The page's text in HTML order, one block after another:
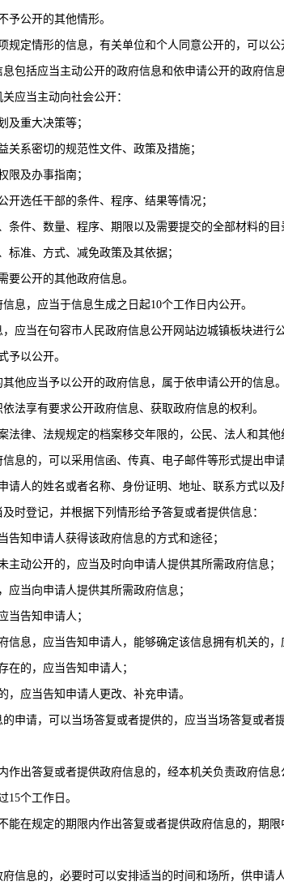
公开的其他情形。
定情形的信息，有关单位和个人同意公开的，可以公
包括应当主动公开的政府信息和依申请公开的政府信息
应当主动向社会公开：
重大决策等；
系密切的规范性文件、政策及措施；
及办事指南；
选任干部的条件、程序、结果等情况；
件、数量、程序、期限以及需要提交的全部材料的目
准、方式、减免政策及其依据；
公开的其他政府信息。
息，应当于信息生成之日起10个工作日内公开。
应当在句容市人民政府信息公开网站边城镇板块进
予以公开。
他应当予以公开的政府信息，属于依申请公开的信息。
法享有要求公开政府信息、获取政府信息的权利。
律、法规规定的档案移交年限的，公民、法人和其他
息的，可以采用信函、传真、电子邮件等形式提出申
人的姓名或者名称、身份证明、地址、联系方式以及
时登记，并根据下列情形给予答复或者提供信息：
知申请人获得该政府信息的方式和途径；
动公开的，应当及时向申请人提供其所需政府信息；
当向申请人提供其所需政府信息；
告知申请人；
息，应当告知申请人，能够确定该信息拥有机关的，
的，应当告知申请人；
应当告知申请人更改、补充申请。
申请，可以当场答复或者提供的，应当当场答复或
出答复或者提供政府信息的，经本机关负责政府信
15个工作日。
在规定的期限内作出答复或者提供政府信息的，期
信息的，必要时可以安排适当的时间和场所，供申